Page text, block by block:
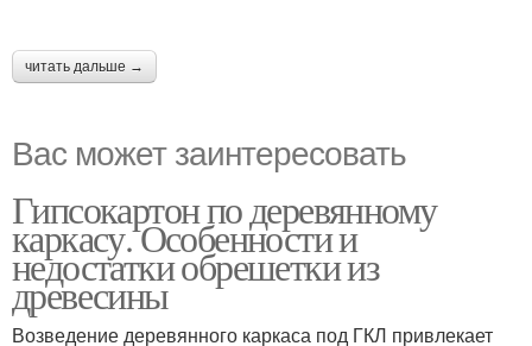
читать дальше →
Вас может заинтересовать
Гипсокартон по деревянному
каркасу. Особенности и
недостатки обрешетки из
древесины
Возведение деревянного каркаса под ГКЛ привлекает